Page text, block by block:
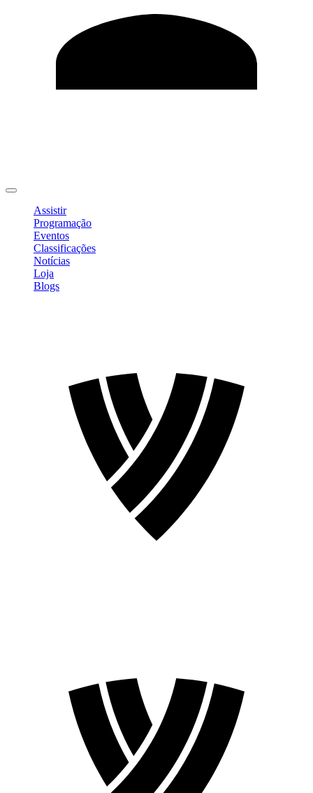
Assistir
Programação
Eventos
Classificações
Notícias
Loja
Blogs